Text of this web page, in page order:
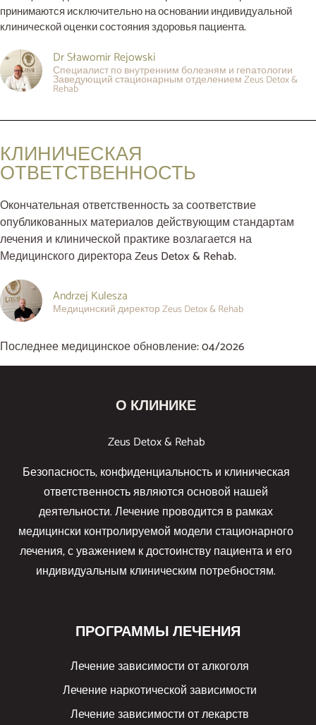
принимаются исключительно на основании индивидуальной
клинической оценки состояния здоровья пациента.
Dr Sławomir Rejowski
Специалист по внутренним болезням и гепатологии
Заведующий стационарным отделением Zeus Detox &
Rehab
КЛИНИЧЕСКАЯ
ОТВЕТСТВЕННОСТЬ
Окончательная ответственность за соответствие
опубликованных материалов действующим стандартам
лечения и клинической практике возлагается на
Медицинского директора Zeus Detox & Rehab.
Andrzej Kulesza
Медицинский директор Zeus Detox & Rehab
Последнее медицинское обновление: 04/2026
О КЛИНИКЕ
Zeus Detox & Rehab
Безопасность, конфиденциальность и клиническая
ответственность являются основой нашей
деятельности. Лечение проводится в рамках
медицински контролируемой модели стационарного
лечения, с уважением к достоинству пациента и его
индивидуальным клиническим потребностям.
ПРОГРАММЫ ЛЕЧЕНИЯ
Лечение зависимости от алкоголя
Лечение наркотической зависимости
Лечение зависимости от лекарств